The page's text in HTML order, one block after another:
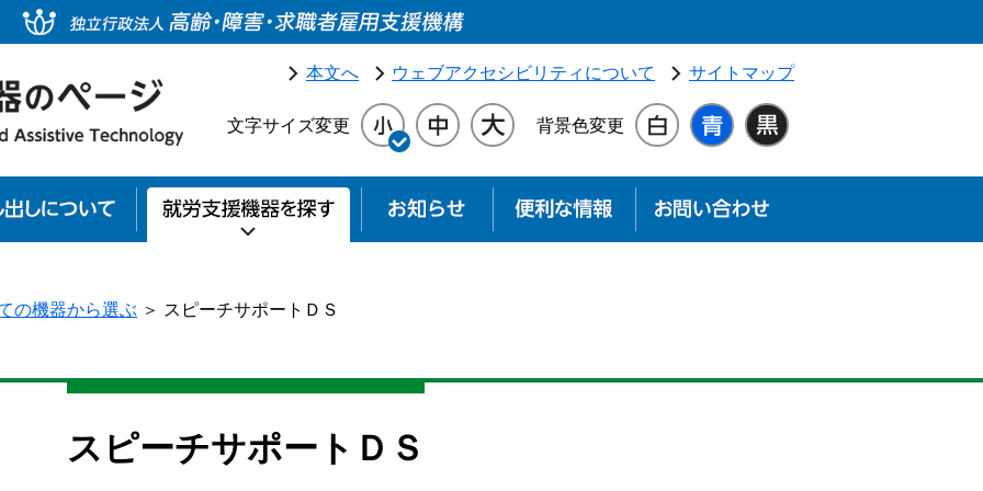
本文へ ウェブアクセシビリティについて サイトマップ
文字サイズ変更 背景色変更
就労支援機器貸し出しについて就労支援機器を探すお知らせ 便利な情報
の機器から選ぶ ＞ スピーチサポートＤＳ
スピーチサポートＤＳ